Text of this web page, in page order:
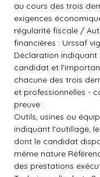
au cours des trois
exigences
régularité fiscale /
financières : Urssaf
Déclaration indiquant
candidat et
chacune des trois
et professionnelles -
preuve :
Outils, usines ou
indiquant l'outillage,
dont le candidat
même nature
des prestations